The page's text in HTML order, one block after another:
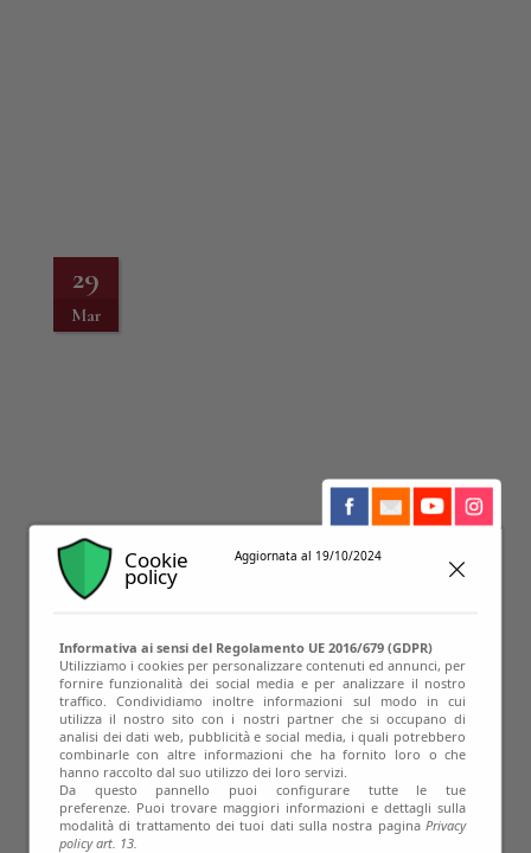
29
Mar
Apr
Cookie
policy
Aggiornata al 19/10/2024
Informativa ai sensi del Regolamento UE 2016/679 (GDPR)
Utilizziamo i cookies per personalizzare contenuti ed annunci, per
fornire funzionalità dei social media e per analizzare il nostro
traffico. Condividiamo inoltre informazioni sul modo in cui
utilizza il nostro sito con i nostri partner che si occupano di
analisi dei dati web, pubblicità e social media, i quali potrebbero
combinarle con altre informazioni che ha fornito loro o che
hanno raccolto dal suo utilizzo dei loro servizi.
Da questo pannello puoi configurare tutte le tue
preferenze. Puoi trovare maggiori informazioni e dettagli sulla
modalità di trattamento dei tuoi dati sulla nostra paginaPrivacy
policy art. 13.